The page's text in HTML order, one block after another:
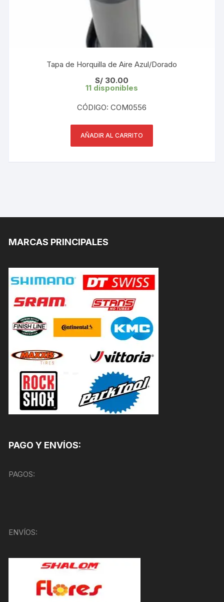
Tapa de Horquilla de Aire Azul/Dorado
S/ 30.00
11 disponibles
CÓDIGO: COM0556
AÑADIR AL CARRITO
MARCAS PRINCIPALES
PAGO Y ENVÍOS:
PAGOS:
ENVÍOS: